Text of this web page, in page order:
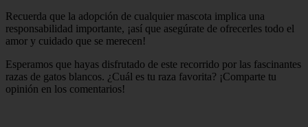
Recuerda que la adopción de cualquier mascota implica una
responsabilidad importante, ¡así que asegúrate de ofrecerles todo el
amor y cuidado que se merecen!
Esperamos que hayas disfrutado de este recorrido por las fascinantes
razas de gatos blancos. ¿Cuál es tu raza favorita? ¡Comparte tu
opinión en los comentarios!